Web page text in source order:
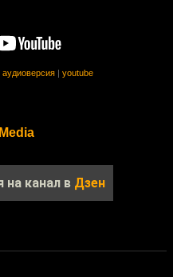
аудиоверсия youtube
на канал в Дзен